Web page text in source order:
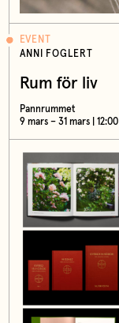
EVENT
ANNI FOGLERT
Rum för liv
Pannrummet
9 mars – 31 mars |